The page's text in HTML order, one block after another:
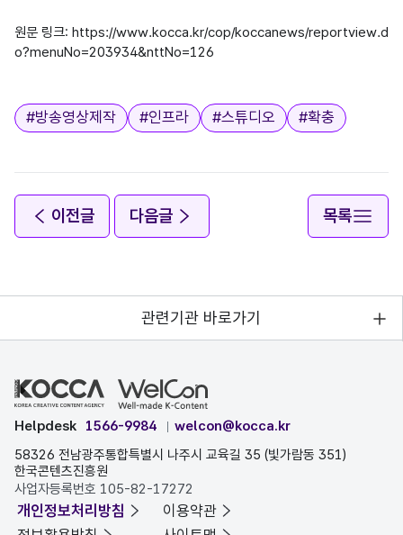
원문 링크: https://www.kocca.kr/cop/koccanews/reportview.d
o?menuNo=203934&nttNo=126
태그
#방송영상제작 #인프라 #스튜디오 #확충
이전글 다음글 목록
관련기관 바로가기
Helpdesk 1566-9984
welcon@kocca.kr
58326 전남광주통합특별시 나주시 교육길 35 (빛가람동 351)
한국콘텐츠진흥원
사업자등록번호 105-82-17272
개인정보처리방침
이용약관